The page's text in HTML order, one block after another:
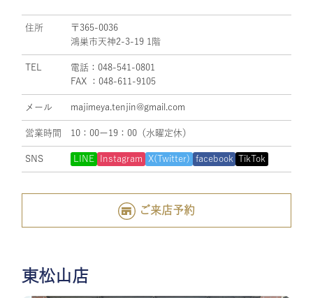
住所
〒365-0036
鴻巣市天神2-3-19 1階
TEL
電話：048-541-0801
FAX ：048-611-9105
メール majimeya.tenjin@gmail.com
営業時間 10：00ー19：00（水曜定休）
SNS LINE Instagram X(Twitter) facebook TikTok
ご来店予約
東松山店